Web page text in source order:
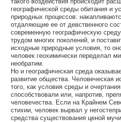
географической среды обитания и
природных процессов:
отдаляющие ее от девственного
современную географическую
трудом многих поколений, и
исходные природные условия, то
человек геохимически переделал
необратим.
Но и географическая среда
развитие общества. Человеческая
того, как условия среды и
способствовали или, напротив,
человечества. Если на Крайнем
стихии, человек вырвал у
средства существования ценой